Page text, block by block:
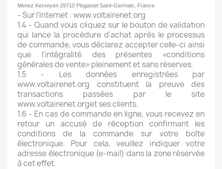
Menez Kerveyen 29710 Plogastel Saint-Germain, France
- Sur l'Internet : www.voltairenet.org
1.4 - Quand vous cliquez sur le bouton de validation
qui lance la procédure d'achat après le processus
de commande, vous déclarez accepter celle-ci ainsi
que l'intégralité des présentes «conditions
générales de vente» pleinement et sans réserves.
1.5 - Les données enregistrées par
www.voltairenet.org constituent la preuve des
transactions passées par le site
www.voltairenet.orget ses clients.
1.6 - En cas de commande en ligne, vous recevez en
retour un accusé de réception confirmant les
conditions de la commande sur votre boîte
électronique. Pour cela, veuillez indiquer votre
adresse électronique (e-mail) dans la zone réservée
à cet effet.